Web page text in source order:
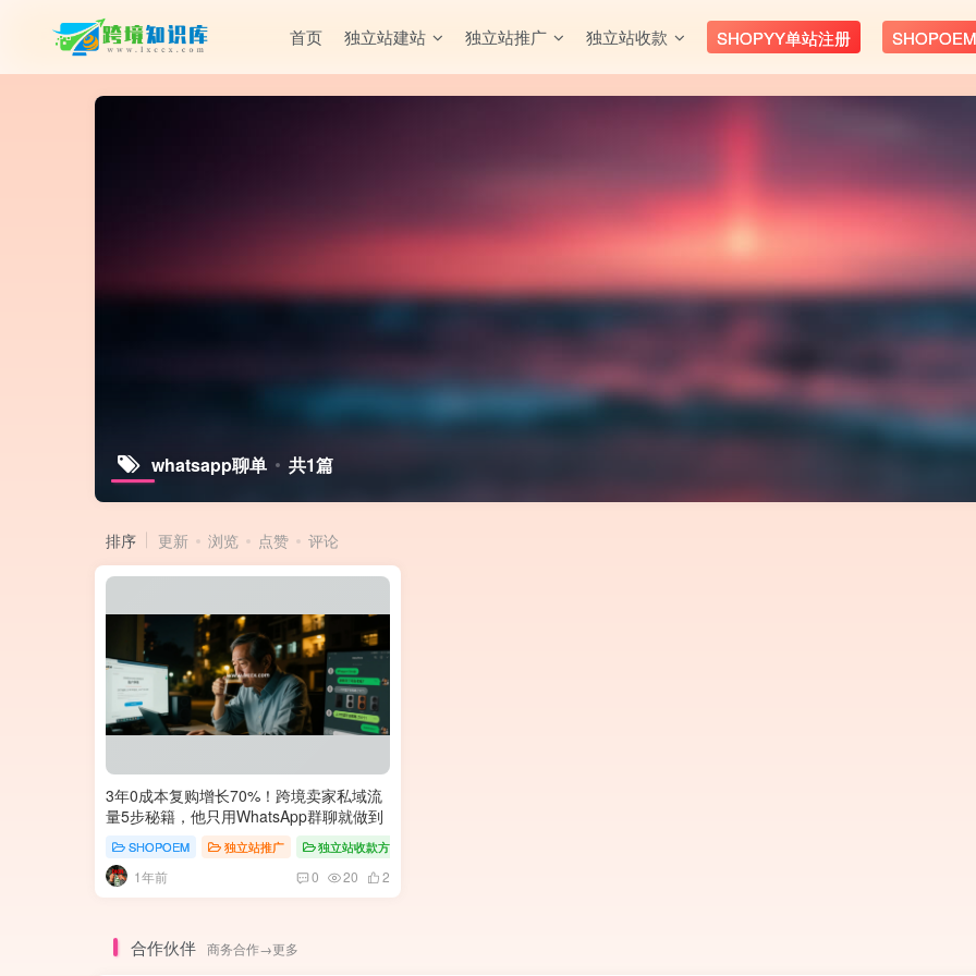
首页 独立站建站 独立站推广 独立站收款 SHOPYY单站注册
whatsapp聊单 共1篇
排序 更新 浏览 点赞 评论
3年0成本复购增长70%！跨境卖家私域流
量5步秘籍，他只用WhatsApp群聊就做到
SHOPOEM 独立站推广 独立站收款方案
1年前 0 20 2
合作伙伴 商务合作→更多